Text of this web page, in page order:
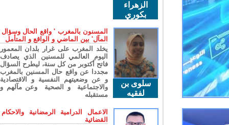
الزهراء
بكوري
سلوى بن
لفقيه
المسنون بالمغرب ' واقع الحال وسؤال
المآل' بين الماضي و الواقع و المتأمل
يخلد المغرب على غرار بلدان المعمور
اليوم العالمي للمسنين الذي يصادف
فاتح أكتوبر من كل سنة، ليطرح السؤال
مجددا عن واقع حال المسنين بالمغرب
و عن وضعيتهم النفسية و الاقتصادية
والاجتماعية و الصحية وعن مآلهم و
مستقبله
الاعمال الدرامية الرمضانية والاحكام
القضائية